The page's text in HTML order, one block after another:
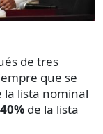
de tres
que se
la lista nominal
40% de la lista